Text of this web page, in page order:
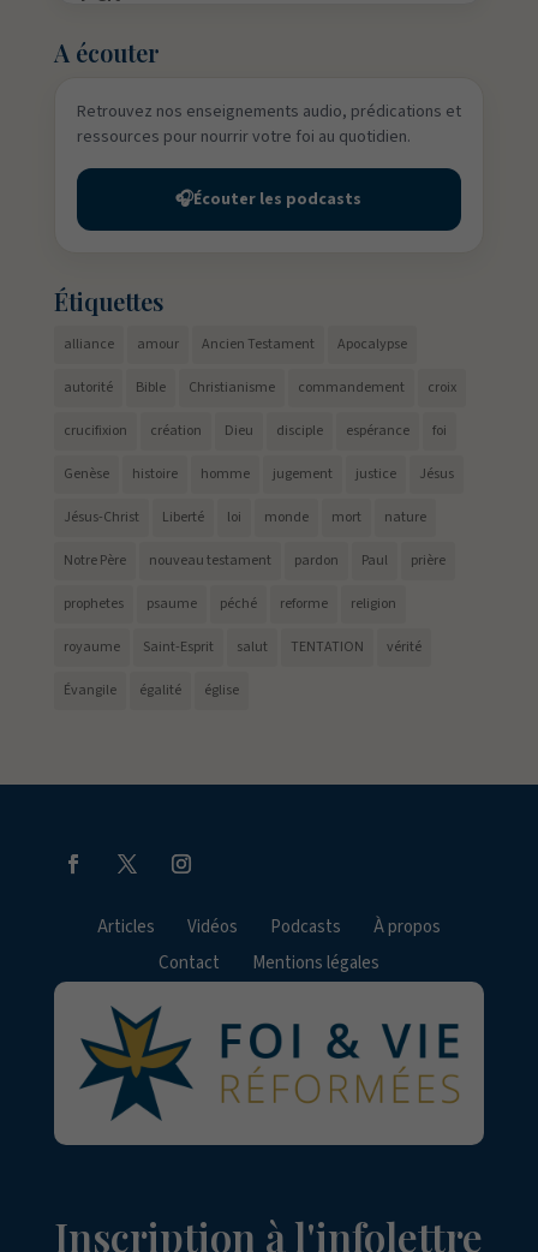
A écouter
Retrouvez nos enseignements audio, prédications et
ressources pour nourrir votre foi au quotidien.
🎧Écouter les podcasts
Étiquettes
alliance amour Ancien Testament Apocalypse
autorité Bible Christianisme commandement croix
crucifixion création Dieu disciple espérance foi
Genèse histoire homme jugement justice Jésus
Jésus-Christ Liberté loi monde mort nature
Notre Père nouveau testament pardon Paul prière
prophetes psaume péché reforme religion
royaume Saint-Esprit salut TENTATION vérité
Évangile égalité église
Articles Vidéos Podcasts
À propos
Contact
Mentions légales
Inscription à l'infolettre